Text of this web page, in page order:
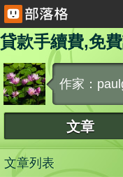
貸款手續費,免
作家：
文章
文章列表